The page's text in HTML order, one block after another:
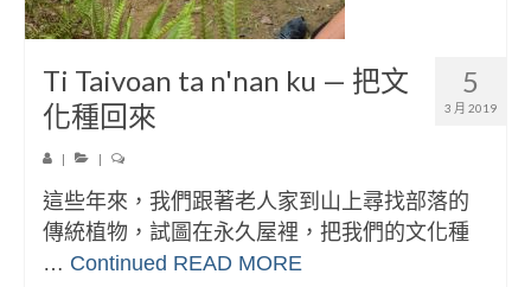
5
3 月 2019
Ti Taivoan ta n'nan ku — 把文
化種回來
| |
這些年來，我們跟著老人家到山上尋找部落的
傳統植物，試圖在永久屋裡，把我們的文化種
… Continued READ MORE